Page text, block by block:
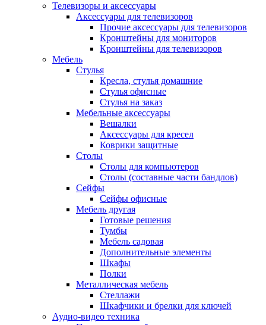
Телевизоры и аксессуары
Аксессуары для телевизоров
Прочие аксессуары для телевизоров
Кронштейны для мониторов
Кронштейны для телевизоров
Мебель
Стулья
Кресла, стулья домашние
Стулья офисные
Стулья на заказ
Мебельные аксессуары
Вешалки
Аксессуары для кресел
Коврики защитные
Столы
Столы для компьютеров
Столы (составные части бандлов)
Сейфы
Сейфы офисные
Мебель другая
Готовые решения
Тумбы
Мебель садовая
Дополнительные элементы
Шкафы
Полки
Металлическая мебель
Стеллажи
Шкафчики и брелки для ключей
Аудио-видео техника